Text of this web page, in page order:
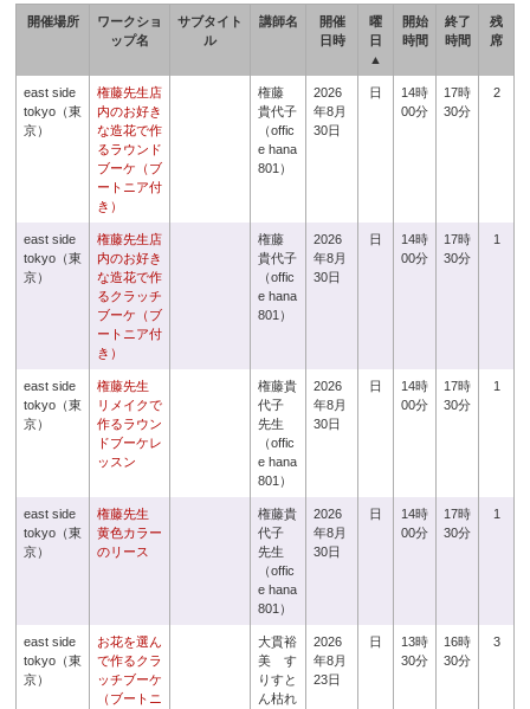
開催場所
ワークショ
ップ名
サブタイト
ル
講師名
開催
日時
曜
日
▲
開始
時間
終了
時間
残
席
east side
tokyo（東
京）
権藤先生店
内のお好き
な造花で作
るラウンド
ブーケ（ブ
ートニア付
き）
権藤
貴代子
（offic
e hana
801）
2026
年8月
30日
日
14時
00分
17時
30分
2
east side
tokyo（東
京）
権藤先生店
内のお好き
な造花で作
るクラッチ
ブーケ（ブ
ートニア付
き）
権藤
貴代子
（offic
e hana
801）
2026
年8月
30日
日
14時
00分
17時
30分
1
east side
tokyo（東
京）
権藤先生
リメイクで
作るラウン
ドブーケレ
ッスン
権藤貴
代子
先生
（offic
e hana
801）
2026
年8月
30日
日
14時
00分
17時
30分
1
east side
tokyo（東
京）
権藤先生
黄色カラー
のリース
権藤貴
代子
先生
（offic
e hana
801）
2026
年8月
30日
日
14時
00分
17時
30分
1
east side
tokyo（東
京）
お花を選ん
で作るクラ
ッチブーケ
（ブートニ
大貫裕
美 す
りすと
ん枯れ
2026
年8月
23日
日
13時
30分
16時
30分
3